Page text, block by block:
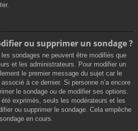
ou supprimer un sondage ?
sondages ne peuvent être modifiés que
et les administrateurs. Pour modifier un
le premier message du sujet car le
à ce dernier. Si personne n’a encore
le sondage ou de modifier ses options.
exprimés, seuls les modérateurs et les
ou supprimer le sondage. Cela empêche
en cours.